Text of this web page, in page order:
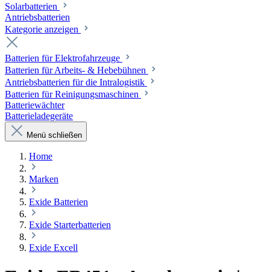
Solarbatterien
Antriebsbatterien
Kategorie anzeigen
Batterien für Elektrofahrzeuge
Batterien für Arbeits- & Hebebühnen
Antriebsbatterien für die Intralogistik
Batterien für Reinigungsmaschinen
Batteriewächter
Batterieladegeräte
Menü schließen
Home
Marken
Exide Batterien
Exide Starterbatterien
Exide Excell